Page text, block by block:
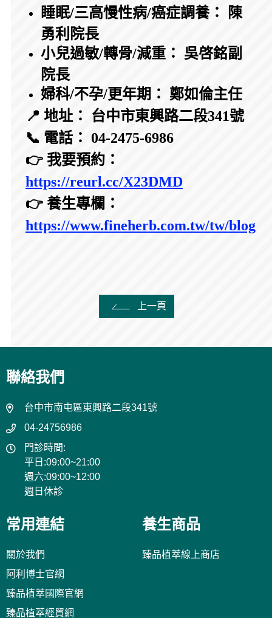
睡眠/三高慢性病/癌症調養： 陳
勇利院長
小兒過敏/轉骨/減重： 吳啓銘副
院長
婦科/不孕/更年期： 鄭如倫主任
📍 地址： 台中市東興路二段341號
📞 電話： 04-2475-6986
👉 我要預約：
https://reurl.cc/X23DMD
👉 養生專欄：
https://www.fineherb.com.tw/tw/blog
上一頁
聯絡我們
台中市南屯區東興路二段341號
04-24756986
門診時間:
平日:09:00~21:00
週六:09:00~12:00
週日休診
常用連結
關於我們
阿利博士官網
臻品植萃國際官網
臻品植萃經貿網
養生商品
臻品植萃線上商店